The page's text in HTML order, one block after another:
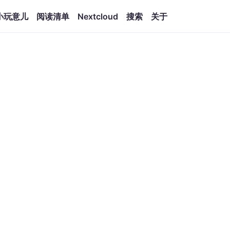
玩意儿 阅读清单 Nextcloud 搜索 关于